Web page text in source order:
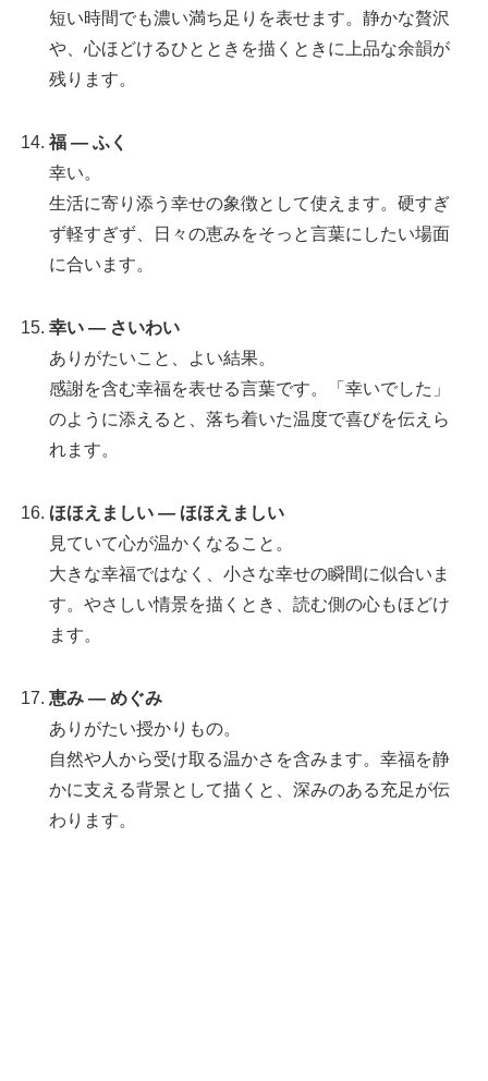
短い時間でも濃い満ち足りを表せます。静かな贅沢
や、心ほどけるひとときを描くときに上品な余韻が
残ります。
福 — ふく
幸い。
生活に寄り添う幸せの象徴として使えます。硬すぎ
ず軽すぎず、日々の恵みをそっと言葉にしたい場面
に合います。
幸い — さいわい
ありがたいこと、よい結果。
感謝を含む幸福を表せる言葉です。「幸いでした」
のように添えると、落ち着いた温度で喜びを伝えら
れます。
ほほえましい — ほほえましい
見ていて心が温かくなること。
大きな幸福ではなく、小さな幸せの瞬間に似合いま
す。やさしい情景を描くとき、読む側の心もほどけ
ます。
恵み — めぐみ
ありがたい授かりもの。
自然や人から受け取る温かさを含みます。幸福を静
かに支える背景として描くと、深みのある充足が伝
わります。